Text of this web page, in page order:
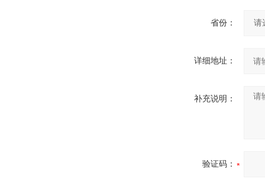
省份：
详细地址：
补充说明：
验证码：